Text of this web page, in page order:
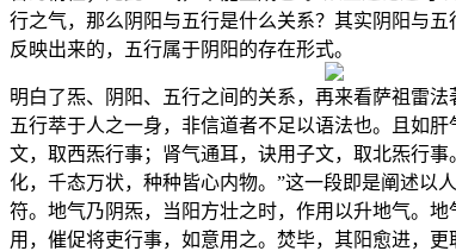
行之气，那么阴阳与五行是什么关系？其实阴阳与
反映出来的，五行属于阴阳的存在形式。
明白了炁、阴阳、五行之间的关系，再来看萨祖雷
五行萃于人之一身，非信道者不足以语法也。且如
文，取西炁行事；肾气通耳，诀用子文，取北炁行
化，千态万状，种种皆心内物。”这一段即是阐述以
符。地气乃阴炁，当阳方壮之时，作用以升地气。
用，催促将吏行事，如意用之。焚毕，其阳愈进，